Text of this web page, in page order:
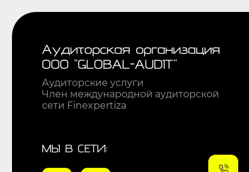
Аудиторская организация
ООО "GLOBAL-AUDIT"
Аудиторские услуги
Член международной аудиторской
сети Finexpertiza
МЫ В СЕТИ: